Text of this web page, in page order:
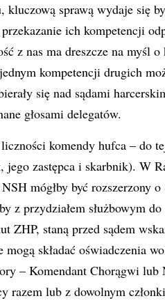
kluczową sprawą wydaje się
ich kompetencji
z nas ma dreszcze na myśl
kompetencji drugich
się nad sądami
głosami delegatów.
komendy hufca – do
jego zastępca i skarbnik). W
mógłby być rozszerzony o
z przydziałem służbowym
ZHP, staną przed sądem
składać oświadczenia
– Komendant Chorągwi lub
razem lub z dowolnym